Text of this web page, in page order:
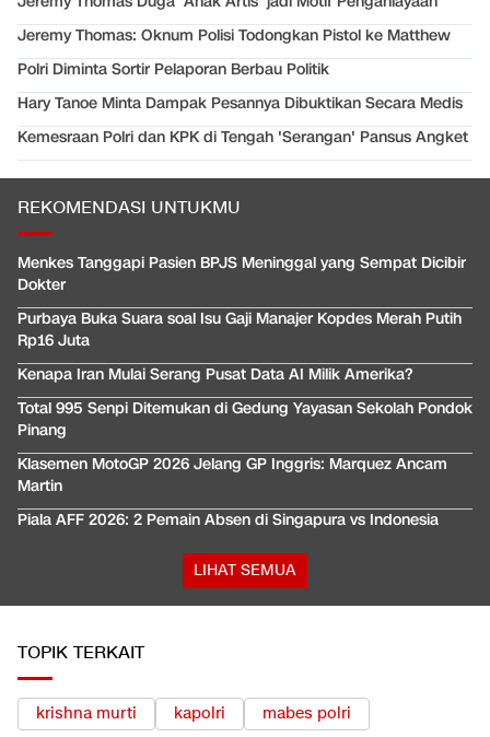
Jeremy Thomas: Oknum Polisi Todongkan Pistol ke Matthew
Polri Diminta Sortir Pelaporan Berbau Politik
Hary Tanoe Minta Dampak Pesannya Dibuktikan Secara Medis
Kemesraan Polri dan KPK di Tengah 'Serangan' Pansus Angket
REKOMENDASI UNTUKMU
Menkes Tanggapi Pasien BPJS Meninggal yang Sempat Dicibir
Dokter
Purbaya Buka Suara soal Isu Gaji Manajer Kopdes Merah Putih
Rp16 Juta
Kenapa Iran Mulai Serang Pusat Data AI Milik Amerika?
Total 995 Senpi Ditemukan di Gedung Yayasan Sekolah Pondok
Pinang
Klasemen MotoGP 2026 Jelang GP Inggris: Marquez Ancam
Martin
Piala AFF 2026: 2 Pemain Absen di Singapura vs Indonesia
LIHAT SEMUA
TOPIK TERKAIT
krishna murti kapolri mabes polri